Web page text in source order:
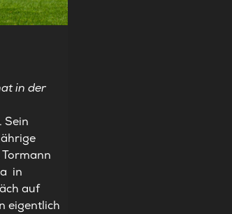
in der
Sein
in
auf
eigentlich